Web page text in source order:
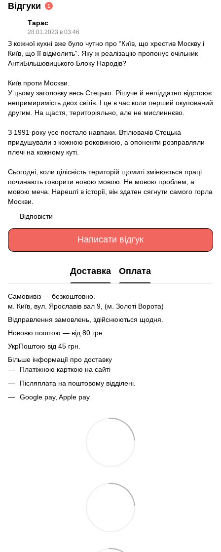
Відгуки 1
Тарас
28.01.2023 в 03:46
З кожної кухні вже було чутно про “Київ, що хрестив Москву і
Київ, що її відмолить”. Яку ж реалізацію пропонує очільник
АнтиБільшовицького Блоку Народів?
Київ проти Москви.
У цьому заголовку весь Стецько. Рішуче й непіддатно відстоює
непримиримість двох світів. І це в час коли перший окупований
другим. На щастя, територіяльно, але не мислиннєво.
З 1991 року усе постало навпаки. Втілювачів Стецька
придушували з кожною роковиною, а опоненти розправляли
плечі на кожному куті.
Сьогодні, коли цілісність територій щомиті змінюється праці
починають говорити новою мовою. Не мовою проблем, а
мовою меча. Нарешті в історії, він здатен сягнути самого горла
Москви.
Відповісти
Написати відгук
Доставка Оплата
Самовивіз — безкоштовно.
м. Київ, вул. Ярославів вал 9, (м. Золоті Ворота)
Відправлення замовлень, здійснюються щодня.
Нововю поштою — від 80 грн.
УкрПоштою від 45 грн.
Більше інформації про доставку
Платіжною карткою на сайті
Післяплата на поштовому відділені.
Google pay, Apple pay